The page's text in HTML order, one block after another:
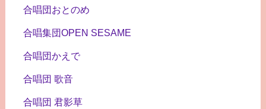
合唱団おとのめ
合唱集団OPEN SESAME
合唱団かえで
合唱団 歌音
合唱団 君影草